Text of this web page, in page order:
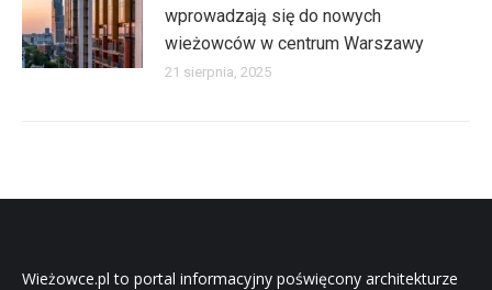
wprowadzają się do nowych
wieżowców w centrum Warszawy
21 sierpnia, 2025
Wieżowce.pl to portal informacyjny poświęcony architekturze